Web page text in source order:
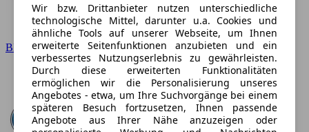
BMW
Wir bzw. Drittanbieter nutzen unterschiedliche
technologische Mittel, darunter u.a. Cookies und
ähnliche Tools auf unserer Webseite, um Ihnen
erweiterte Seitenfunktionen anzubieten und ein
verbessertes Nutzungserlebnis zu gewährleisten.
Durch diese erweiterten Funktionalitäten
ermöglichen wir die Personalisierung unseres
Angebotes - etwa, um Ihre Suchvorgänge bei einem
späteren Besuch fortzusetzen, Ihnen passende
Angebote aus Ihrer Nähe anzuzeigen oder